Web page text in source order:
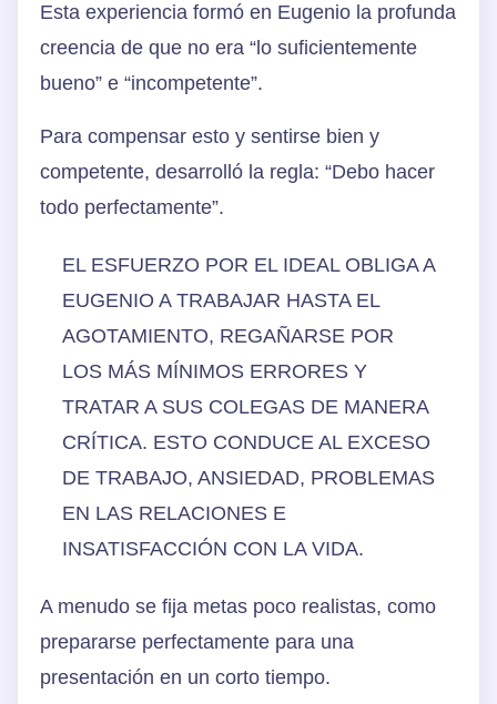
Esta experiencia formó en Eugenio la profunda
creencia de que no era “lo suficientemente
bueno” e “incompetente”.
Para compensar esto y sentirse bien y
competente, desarrolló la regla: “Debo hacer
todo perfectamente”.
EL ESFUERZO POR EL IDEAL OBLIGA A
EUGENIO A TRABAJAR HASTA EL
AGOTAMIENTO, REGAÑARSE POR
LOS MÁS MÍNIMOS ERRORES Y
TRATAR A SUS COLEGAS DE MANERA
CRÍTICA. ESTO CONDUCE AL EXCESO
DE TRABAJO, ANSIEDAD, PROBLEMAS
EN LAS RELACIONES E
INSATISFACCIÓN CON LA VIDA.
A menudo se fija metas poco realistas, como
prepararse perfectamente para una
presentación en un corto tiempo.